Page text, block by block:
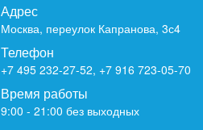
Адрес
Москва, переулок Капранова, 3с4
Телефон
+7 495 232-27-52, +7 916 723-05-70
Время работы
9:00 - 21:00 без выходных